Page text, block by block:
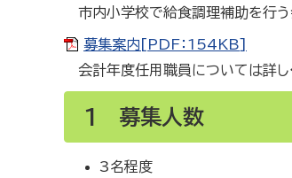
市内小学校で給食調理補助を行う
募集案内[PDF：154KB]
会計年度任用職員については詳し
1 募集人数
3名程度